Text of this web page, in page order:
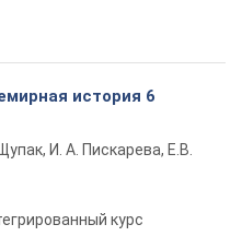
история 6
И. А. Пискарева, Е.В.
курс